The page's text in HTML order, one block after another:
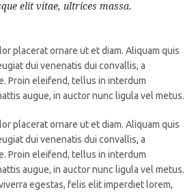
elit vitae, ultrices massa.
placerat ornare ut et diam. Aliquam quis
dui venenatis dui convallis, a
Proin eleifend, tellus in interdum
augue, in auctor nunc ligula vel metus.
placerat ornare ut et diam. Aliquam quis
dui venenatis dui convallis, a
Proin eleifend, tellus in interdum
augue, in auctor nunc ligula vel metus.
egestas, felis elit imperdiet lorem,